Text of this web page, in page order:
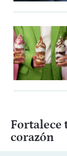
Fortalece
corazón